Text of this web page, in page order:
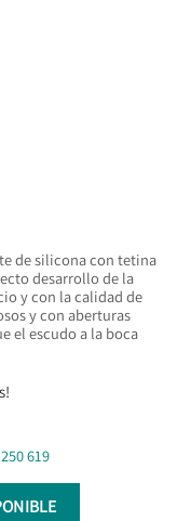
de silicona con tetina
desarrollo de la
y con la calidad de
y con aberturas
el escudo a la boca
619